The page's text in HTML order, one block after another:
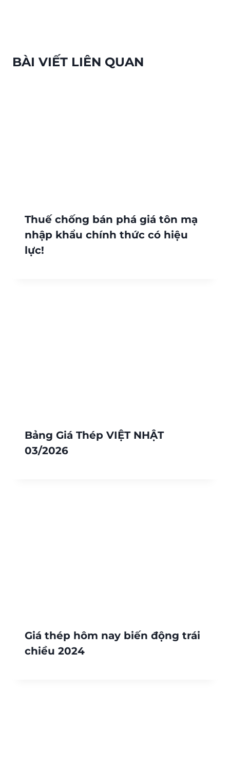
BÀI VIẾT LIÊN QUAN
Thuế chống bán phá giá tôn mạ
nhập khẩu chính thức có hiệu
lực!
Bảng Giá Thép VIỆT NHẬT
03/2026
Giá thép hôm nay biến động trái
chiều 2024